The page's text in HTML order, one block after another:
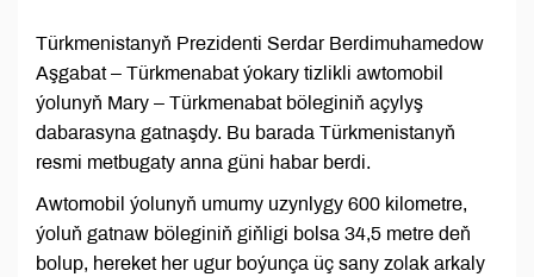
Türkmenistanyň Prezidenti Serdar Berdimuhamedow
Aşgabat – Türkmenabat ýokary tizlikli awtomobil
ýolunyň Mary – Türkmenabat böleginiň açylyş
dabarasyna gatnaşdy. Bu barada Türkmenistanyň
resmi metbugaty anna güni habar berdi.
Awtomobil ýolunyň umumy uzynlygy 600 kilometre,
ýoluň gatnaw böleginiň giňligi bolsa 34,5 metre deň
bolup, hereket her ugur boýunça üç sany zolak arkaly